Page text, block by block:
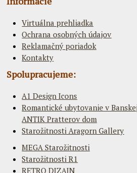
Virtuálna prehliadka
Ochrana osobných údajov
Reklamačný poriadok
Kontakty
Spolupracujeme:
A1 Design Icons
Romantické ubytovanie v
ANTIK Pratterov dom
Starožitnosti Aragorn Gallery
MEGA Starožitnosti
Starožitnosti R1
RETRO DIZAJN